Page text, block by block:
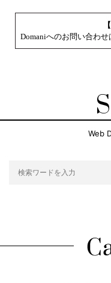
Domaniへのお問い合わせ
Web